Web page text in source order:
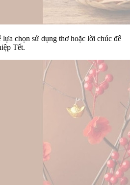
chọn sử dụng thơ hoặc lời chúc để
Tết.